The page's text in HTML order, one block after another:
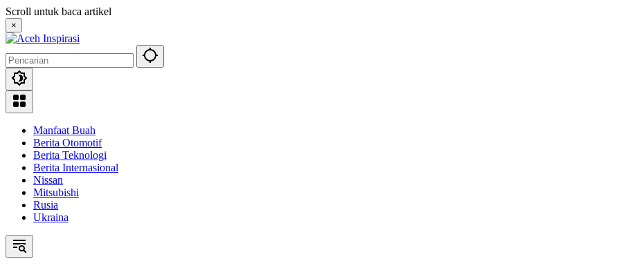
Langsung
ke
konten
Scroll untuk baca artikel
×
Manfaat Buah
Berita Otomotif
Berita Teknologi
Berita Internasional
Nissan
Mitsubishi
Rusia
Ukraina